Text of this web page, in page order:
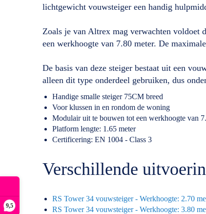
9,5
lichtgewicht vouwsteiger een handig
Zoals je van Altrex mag verwachten voldoet
een werkhoogte van 7.80 meter. De
De basis van deze steiger bestaat uit een
alleen dit type onderdeel gebruiken, dus
Handige smalle steiger 75CM breed
Voor klussen in en rondom de woning
Modulair uit te bouwen tot een werkhoogte van
Platform lengte: 1.65 meter
Certificering: EN 1004 - Class 3
Verschillende
RS Tower 34 vouwsteiger - Werkhoogte: 2.70
RS Tower 34 vouwsteiger - Werkhoogte: 3.80